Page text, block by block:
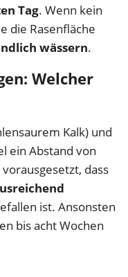
Tag. Wenn kein
die Rasenfläche
wässern.
Welcher
Kalk) und
ein Abstand von
vorausgesetzt, dass
ist. Ansonsten
bis acht Wochen